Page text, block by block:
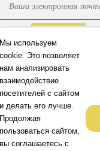
на обработку
данных
Мы используем
cookie. Это позволяет
нам анализировать
взаимодействие
посетителей с сайтом
и делать его лучше.
Продолжая
пользоваться сайтом,
вы соглашаетесь с